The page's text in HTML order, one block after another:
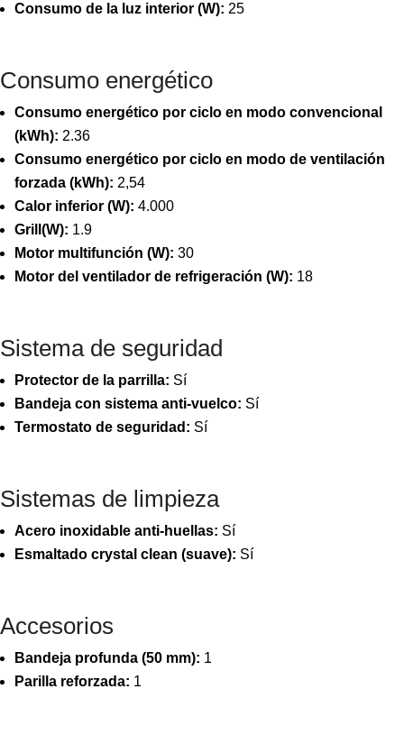
Consumo de la luz interior (W): 25
Consumo energético
Consumo energético por ciclo en modo convencional
(kWh): 2.36
Consumo energético por ciclo en modo de ventilación
forzada (kWh): 2,54
Calor inferior (W): 4.000
Grill(W): 1.9
Motor multifunción (W): 30
Motor del ventilador de refrigeración (W): 18
Sistema de seguridad
Protector de la parrilla: Sí
Bandeja con sistema anti-vuelco: Sí
Termostato de seguridad: Sí
Sistemas de limpieza
Acero inoxidable anti-huellas: Sí
Esmaltado crystal clean (suave): Sí
Accesorios
Bandeja profunda (50 mm): 1
Parilla reforzada: 1